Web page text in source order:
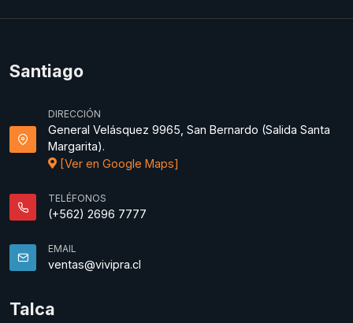
Santiago
DIRECCIÓN
General Velásquez 9965, San Bernardo (Salida Santa
Margarita).
[Ver en Google Maps]
TELÉFONOS
(+562) 2696 7777
EMAIL
ventas@vivipra.cl
Talca